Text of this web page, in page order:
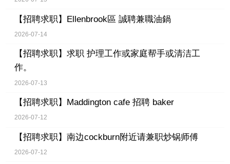
【招聘求职】 Ellenbrook區 誠聘兼職油鍋
2026-07-14
【招聘求职】 求职 护理工作或家庭帮手或清洁工
作。
2026-07-13
【招聘求职】 Maddington cafe 招聘 baker
2026-07-12
【招聘求职】 南边cockburn附近请兼职炒锅师傅
2026-07-12